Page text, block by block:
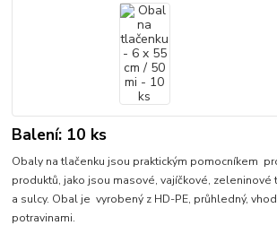
Balení: 10 ks
Obaly na tlačenku jsou praktickým pomocníkem
produktů, jako jsou masové, vajíčkové,
a sulcy. Obal je vyrobený z HD-PE, průhledný,
potravinami.